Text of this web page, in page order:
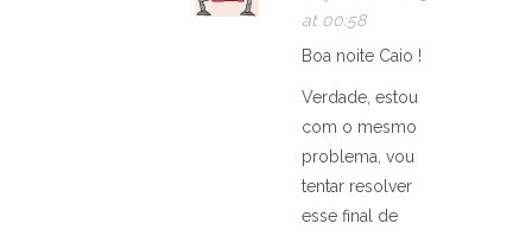
at 00:58
Boa noite Caio !
Verdade, estou
com o mesmo
problema, vou
tentar resolver
esse final de